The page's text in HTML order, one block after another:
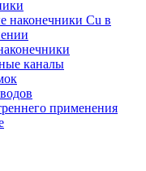
наконечники Cu в
каналы
применения